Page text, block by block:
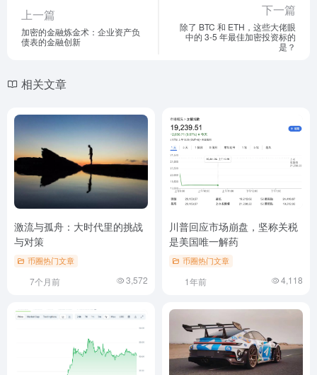
上一篇
加密的金融炼金术：企业资产负
债表的金融创新
下一篇
除了 BTC 和 ETH，这些大佬眼
中的 3-5 年最佳加密投资标的
是？
相关文章
激流与孤舟：大时代里的挑战
与对策
币圈热门文章
7个月前 3,572
川普回应市场崩盘，坚称关税
是美国唯一解药
币圈热门文章
1年前 4,118